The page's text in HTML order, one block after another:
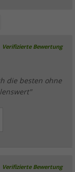
Verifizierte Bewertung
die besten ohne
Verifizierte Bewertung